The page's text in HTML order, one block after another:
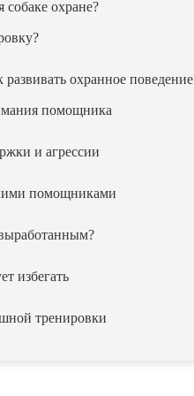
охране?
охранное
помощника
и агрессии
помощниками
избегать
тренировки